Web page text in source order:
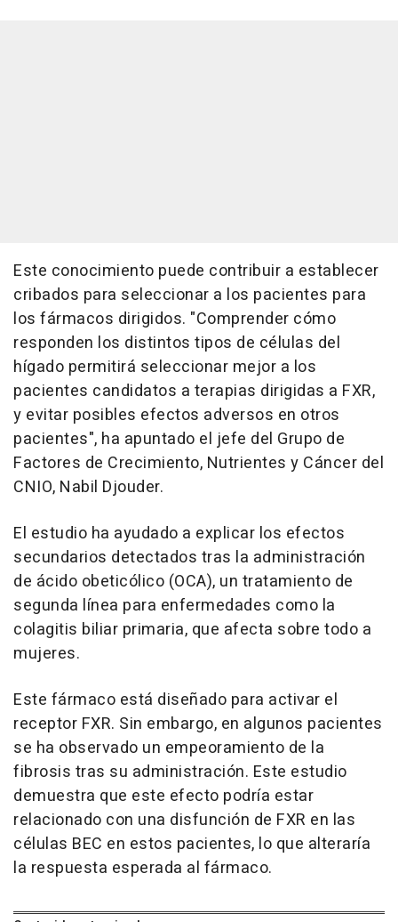
Este conocimiento puede contribuir a establecer
cribados para seleccionar a los pacientes para
los fármacos dirigidos. "Comprender cómo
responden los distintos tipos de células del
hígado permitirá seleccionar mejor a los
pacientes candidatos a terapias dirigidas a FXR,
y evitar posibles efectos adversos en otros
pacientes", ha apuntado el jefe del Grupo de
Factores de Crecimiento, Nutrientes y Cáncer del
CNIO, Nabil Djouder.
El estudio ha ayudado a explicar los efectos
secundarios detectados tras la administración
de ácido obeticólico (OCA), un tratamiento de
segunda línea para enfermedades como la
colagitis biliar primaria, que afecta sobre todo a
mujeres.
Este fármaco está diseñado para activar el
receptor FXR. Sin embargo, en algunos pacientes
se ha observado un empeoramiento de la
fibrosis tras su administración. Este estudio
demuestra que este efecto podría estar
relacionado con una disfunción de FXR en las
células BEC en estos pacientes, lo que alteraría
la respuesta esperada al fármaco.